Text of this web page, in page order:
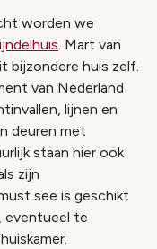
worden we
. Mart van
bijzondere huis zelf.
van Nederland
lijnen en
deuren met
staan hier ook
zijn
see is geschikt
eventueel te